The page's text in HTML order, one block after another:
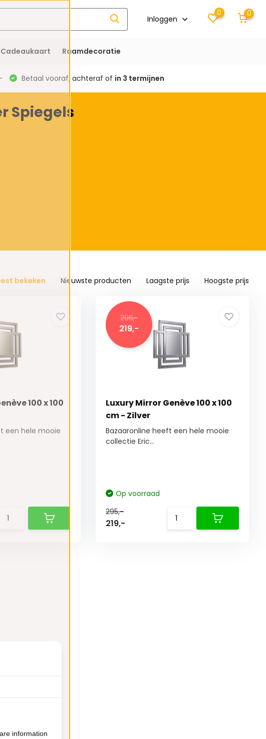
Inloggen
0 0
Cadeaukaart Raamdecoratie
Betaal vooraf, achteraf of in 3 termijnen
Spiegels
bekeken Nieuwste producten Laagste prijs Hoogste prijs
100 x 100
een hele mooie
295,-
219,-
Luxury Mirror Genève 100 x 100
cm - Zilver
Bazaaronline heeft een hele mooie
collectie Eric...
Op voorraad
295,-
219,-
information